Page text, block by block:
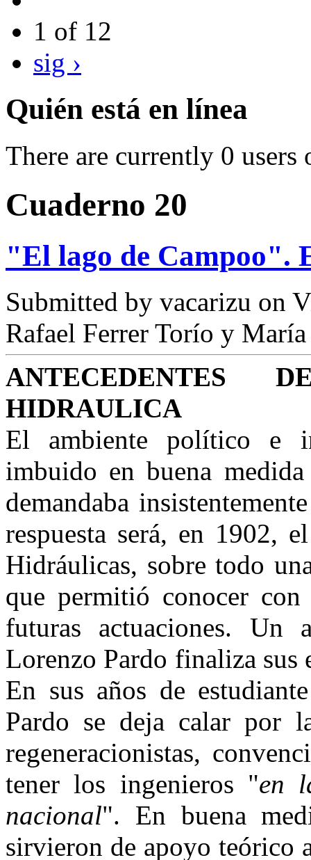
1 of 12
sig ›
Quién está en línea
There are currently 0 users
Cuaderno 20
"El lago de Campoo".
Submitted by vacarizu on
Rafael Ferrer Torío y
HIDRAULICA
El ambiente político e
imbuido en buena
demandaba
respuesta será, en 1902,
Hidráulicas, sobre todo
que permitió conocer
futuras actuaciones. Un
Lorenzo Pardo finaliza sus
En sus años de
Pardo se deja calar por
regeneracionistas,
tener los ingenieros "en
nacional". En buena
sirvieron de apoyo teórico